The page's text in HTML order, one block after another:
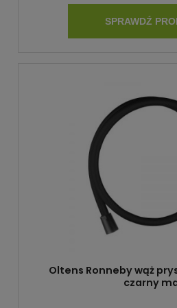
SPRAWDŹ
Oltens Ronneby wąż
czarny